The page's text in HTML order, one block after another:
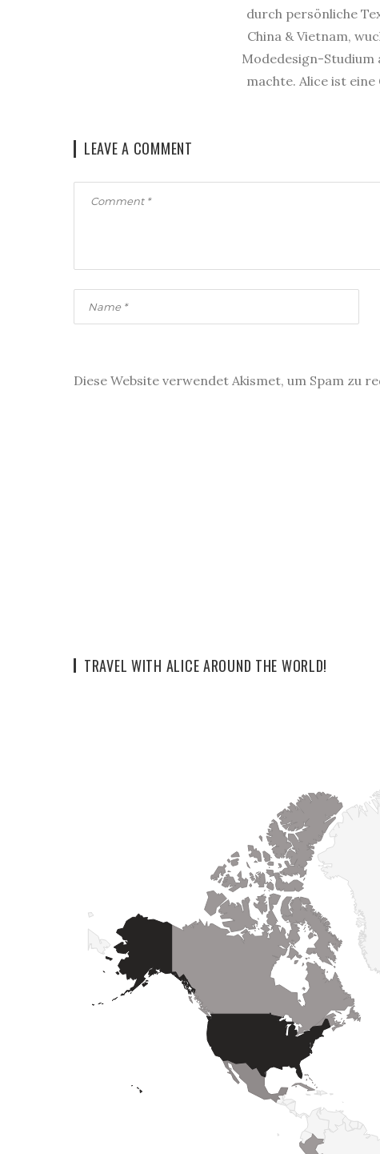
durch persönliche
China & Vietnam,
Modedesign-
machte. Alice ist
LEAVE A COMMENT
Diese Website verwendet Akismet, um Spam zu
TRAVEL WITH ALICE AROUND THE WORLD!